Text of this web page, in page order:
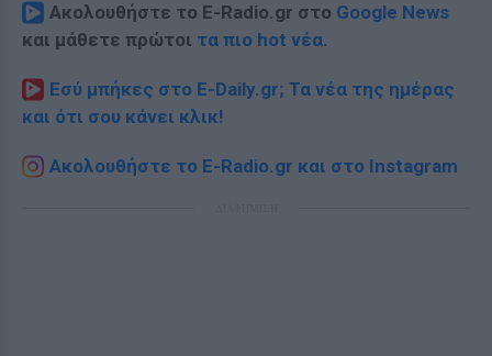
Ακολουθήστε το E-Radio.gr στο Google News
και μάθετε πρώτοι τα πιο hot νέα.
Εσύ μπήκες στο E-Daily.gr; Τα νέα της ημέρας
και ότι σου κάνει κλικ!
Ακολουθήστε το E-Radio.gr και στο Instagram